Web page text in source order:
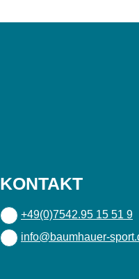
KONTAKT
+49(0)7542.95 15 51 9
info@baumhauer-